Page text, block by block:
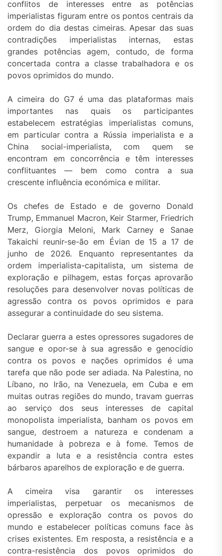
conflitos de interesses entre as potências
imperialistas figuram entre os pontos centrais da
ordem do dia destas cimeiras. Apesar das suas
contradições imperialistas internas, estas
grandes potências agem, contudo, de forma
concertada contra a classe trabalhadora e os
povos oprimidos do mundo.
A cimeira do G7 é uma das plataformas mais
importantes nas quais os participantes
estabelecem estratégias imperialistas comuns,
em particular contra a Rússia imperialista e a
China social-imperialista, com quem se
encontram em concorrência e têm interesses
conflituantes — bem como contra a sua
crescente influência económica e militar.
Os chefes de Estado e de governo Donald
Trump, Emmanuel Macron, Keir Starmer, Friedrich
Merz, Giorgia Meloni, Mark Carney e Sanae
Takaichi reunir-se-ão em Évian de 15 a 17 de
junho de 2026. Enquanto representantes da
ordem imperialista-capitalista, um sistema de
exploração e pilhagem, estas forças aprovarão
resoluções para desenvolver novas políticas de
agressão contra os povos oprimidos e para
assegurar a continuidade do seu sistema.
Declarar guerra a estes opressores sugadores de
sangue e opor-se à sua agressão e genocídio
contra os povos e nações oprimidos é uma
tarefa que não pode ser adiada. Na Palestina, no
Líbano, no Irão, na Venezuela, em Cuba e em
muitas outras regiões do mundo, travam guerras
ao serviço dos seus interesses de capital
monopolista imperialista, banham os povos em
sangue, destroem a natureza e condenam a
humanidade à pobreza e à fome. Temos de
expandir a luta e a resistência contra estes
bárbaros aparelhos de exploração e de guerra.
A cimeira visa garantir os interesses
imperialistas, perpetuar os mecanismos de
opressão e exploração contra os povos do
mundo e estabelecer políticas comuns face às
crises existentes. Em resposta, a resistência e a
contra-resistência dos povos oprimidos do